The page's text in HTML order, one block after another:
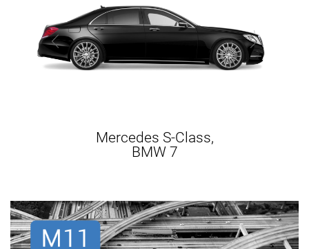
Mercedes S-Class,
BMW 7